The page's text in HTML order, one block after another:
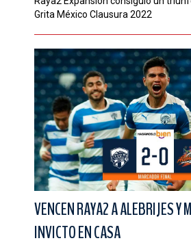
Grita México Clausura 2022
VENCEN RAYA2 A ALEBRIJES Y
INVICTO EN CASA